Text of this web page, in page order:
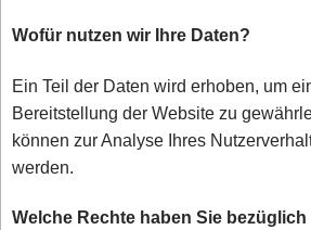
Wofür nutzen wir Ihre Daten?
Ein Teil der Daten wird erhoben, um
Bereitstellung der Website zu
können zur Analyse Ihres
werden.
Welche Rechte haben Sie